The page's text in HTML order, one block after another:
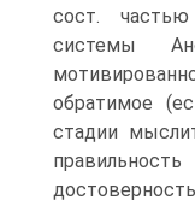
сост.
системы
обратимое
стадии